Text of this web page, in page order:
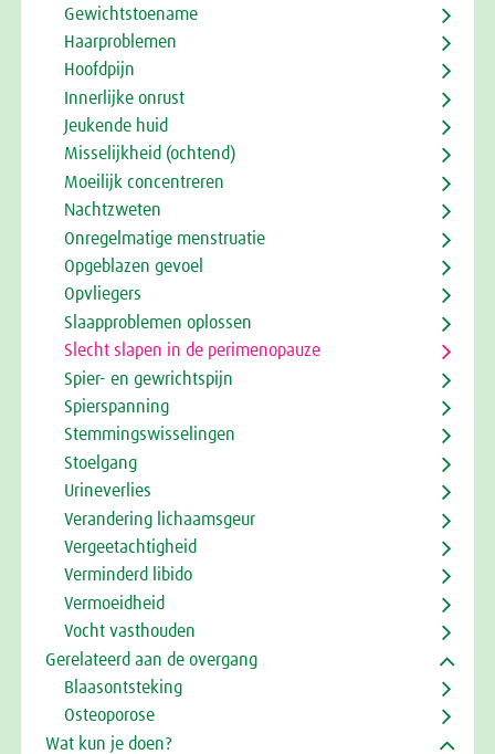
Gewichtstoename
Haarproblemen
Hoofdpijn
Innerlijke onrust
Jeukende huid
Misselijkheid (ochtend)
Moeilijk concentreren
Nachtzweten
Onregelmatige menstruatie
Opgeblazen gevoel
Opvliegers
Slaapproblemen oplossen
Slecht slapen in de perimenopauze
Spier- en gewrichtspijn
Spierspanning
Stemmingswisselingen
Stoelgang
Urineverlies
Verandering lichaamsgeur
Vergeetachtigheid
Verminderd libido
Vermoeidheid
Vocht vasthouden
Gerelateerd aan de overgang
Blaasontsteking
Osteoporose
Wat kun je doen?